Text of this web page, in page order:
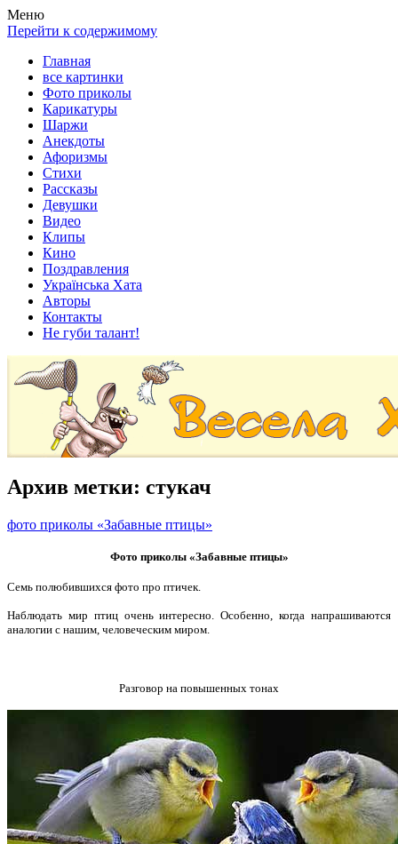
Весела хата — прикольные картинки, смешные истории,
клипы!
Покажем всем ваши фото приколы, карикатуры, шаржи, стихи,
рассказы, видео и песни!
Меню
Перейти к содержимому
Главная
все картинки
Фото приколы
Карикатуры
Шаржи
Анекдоты
Афоризмы
Стихи
Рассказы
Девушки
Видео
Клипы
Кино
Поздравления
Українська Хата
Авторы
Контакты
Не губи талант!
Архив метки: стукач
фото приколы «Забавные птицы»
Фото приколы «Забавные птицы»
Семь полюбившихся фото про птичек.
Наблюдать мир птиц очень интересно. Особенно, когда напрашиваются
аналогии с нашим, человеческим миром.
Разговор на повышенных тонах